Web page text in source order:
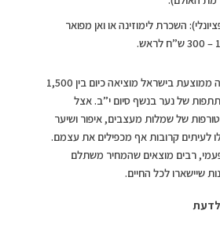
השכרת לימוזינה או ואן מפואר
שורה תחתונה: משפחה ממוצעת בישראל מוציאה כיום בין 1,500
השתתפות של נער בנשף סיום י”ב. אצל
של שמלות מעצבים, איפור ושיער
לעיתים קרובות אף מכפילים את עצמם.
פעמי, רבים מוצאים שהמחיר משתלם
שיישארו לכל החיים.